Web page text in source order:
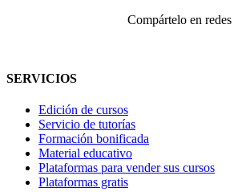
Compártelo en redes
SERVICIOS
Edición de cursos
Servicio de tutorías
Formación bonificada
Material educativo
Plataformas para vender sus cursos
Plataformas gratis